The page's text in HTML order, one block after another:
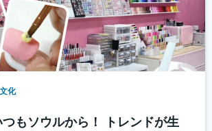
化
もソウルから！ トレンドが生